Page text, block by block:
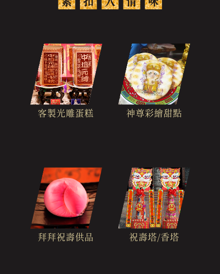
客製光雕蛋糕 神尊彩繪甜點
拜拜祝壽供品 祝壽塔/香塔